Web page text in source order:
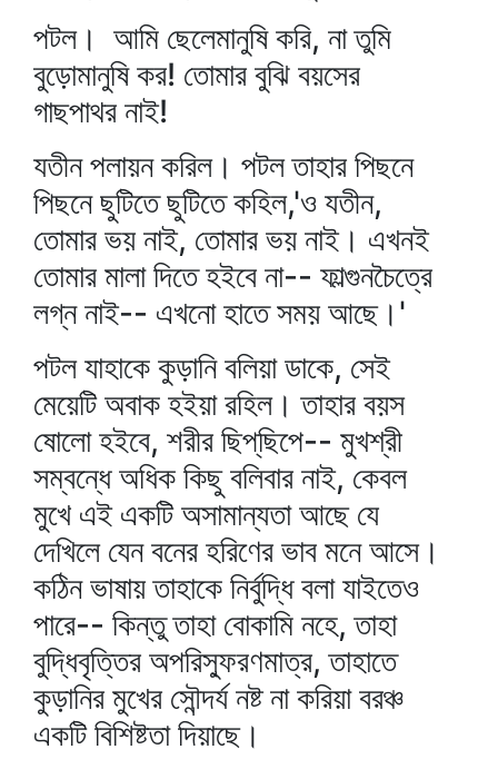
পটল। আমি ছেলেমানুষি করি, না তুমি
বুড়োমানুষি কর! তোমার বুঝি বয়সের
গাছপাথর নাই!
যতীন পলায়ন করিল। পটল তাহার পিছনে
পিছনে ছুটিতে ছুটিতে কহিল,'ও যতীন,
তোমার ভয় নাই, তোমার ভয় নাই। এখনই
তোমার মালা দিতে হইবে না-- ফাল্গুনচৈত্রে
লগ্ন নাই-- এখনো হাতে সময় আছে।'
পটল যাহাকে কুড়ানি বলিয়া ডাকে, সেই
মেয়েটি অবাক হইয়া রহিল। তাহার বয়স
ষোলো হইবে, শরীর ছিপ্‌ছিপে-- মুখশ্রী
সম্বন্ধে অধিক কিছু বলিবার নাই, কেবল
মুখে এই একটি অসামান্যতা আছে যে
দেখিলে যেন বনের হরিণের ভাব মনে আসে।
কঠিন ভাষায় তাহাকে নির্বুদ্ধি বলা যাইতেও
পারে-- কিন্তু তাহা বোকামি নহে, তাহা
বুদ্ধিবৃত্তির অপরিস্ফুরণমাত্র, তাহাতে
কুড়ানির মুখের সৌন্দর্য নষ্ট না করিয়া বরঞ্চ
একটি বিশিষ্টতা দিয়াছে।